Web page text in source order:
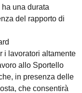
una durata
del rapporto di
i lavoratori altamente
allo Sportello
in presenza delle
che consentirà